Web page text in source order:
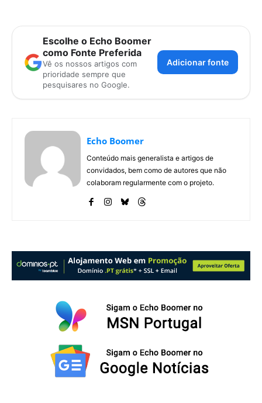
Escolhe o Echo Boomer
como Fonte Preferida
Vê os nossos artigos com
prioridade sempre que
pesquisares no Google.
Adicionar fonte
Echo Boomer
Conteúdo mais generalista e artigos de
convidados, bem como de autores que não
colaboram regularmente com o projeto.